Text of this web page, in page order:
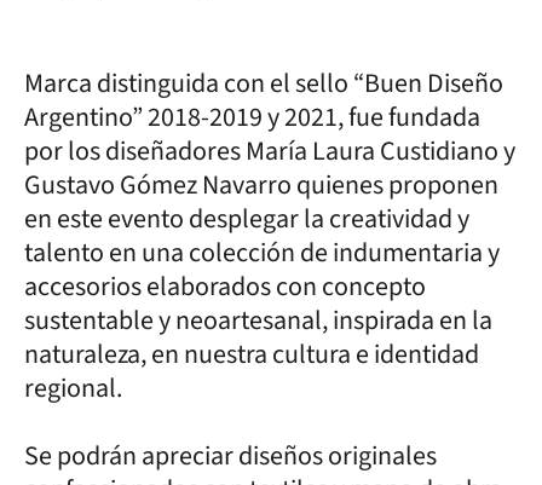
Marca distinguida con el sello “Buen Diseño
Argentino” 2018-2019 y 2021, fue fundada
por los diseñadores María Laura Custidiano y
Gustavo Gómez Navarro quienes proponen
en este evento desplegar la creatividad y
talento en una colección de indumentaria y
accesorios elaborados con concepto
sustentable y neoartesanal, inspirada en la
naturaleza, en nuestra cultura e identidad
regional.
Se podrán apreciar diseños originales